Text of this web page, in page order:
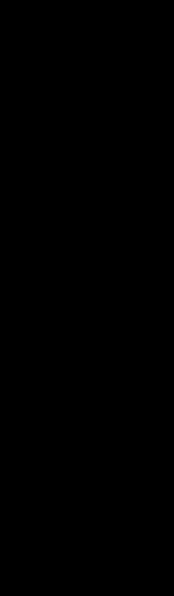
также если
вопросы, в
впадать в
и описать всю
закладку. В
и его итоге
прийти в
сможет решит ваш
поэтому
вам не нужно
личный баланс
как сделать
на нужный вам
вам адрес, часто по
можно найти по
деньги
о качестве
в случае
никнейм который
превыше